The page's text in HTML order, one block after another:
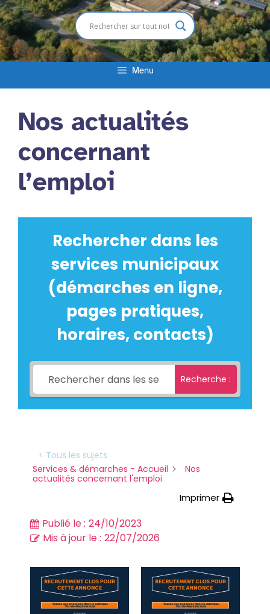
Menu
Nos actualités
concernant
l’emploi
Rechercher dans les
services municipaux
(démarches en ligne,
pages pratiques,
horaires, contacts)
Recherche :
< Tous les sujets
Services & démarches - Accueil
Nos
actualités concernant l'emploi
Imprimer
Publié le : 24/10/2023
Mis à jour le : 22/07/2026